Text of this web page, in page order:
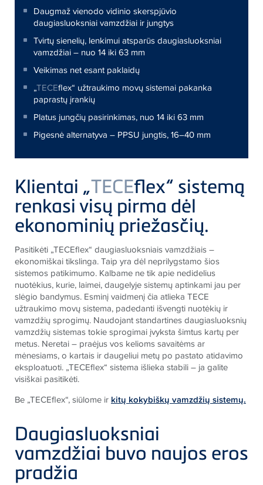
Daugmaž vienodo vidinio skerspjūvio
daugiasluoksniai vamzdžiai ir jungtys
Tvirtų sienelių, lenkimui atsparūs daugiasluoksniai
vamzdžiai – nuo 14 iki 63 mm
Veikimas net esant paklaidų
„TECEflex“ užtraukimo movų sistemai pakanka
paprastų įrankių
Platus jungčių pasirinkimas, nuo 14 iki 63 mm
Pigesnė alternatyva – PPSU jungtis, 16–40 mm
Klientai „TECEflex“ sistemą
renkasi visų pirma dėl
ekonominių priežasčių.
Pasitikėti „TECEflex“ daugiasluoksniais vamzdžiais –
ekonomiškai tikslinga. Taip yra dėl neprilygstamo šios
sistemos patikimumo. Kalbame ne tik apie nedidelius
nuotėkius, kurie, laimei, daugelyje sistemų aptinkami jau per
slėgio bandymus. Esminį vaidmenį čia atlieka TECE
užtraukimo movų sistema, padedanti išvengti nuotėkių ir
vamzdžių sprogimų. Naudojant standartines daugiasluoksnių
vamzdžių sistemas tokie sprogimai įvyksta šimtus kartų per
metus. Neretai – praėjus vos kelioms savaitėms ar
mėnesiams, o kartais ir daugeliui metų po pastato atidavimo
eksploatuoti. „TECEflex“ sistema išlieka stabili – ja galite
visiškai pasitikėti.
Be „TECEflex“, siūlome ir kitų kokybiškų vamzdžių sistemų.
Daugiasluoksniai
vamzdžiai buvo naujos eros
pradžia